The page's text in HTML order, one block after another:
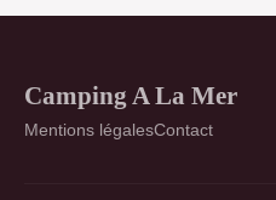
Camping A La Mer
Mentions légalesContact